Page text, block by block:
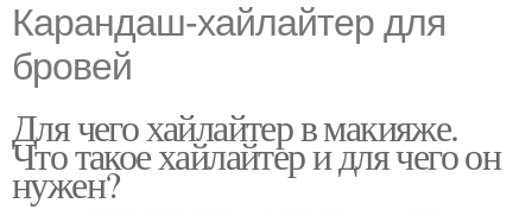
Карандаш-хайлайтер для
бровей
Для чего хайлайтер в макияже.
Что такое хайлайтер и для чего он
нужен?